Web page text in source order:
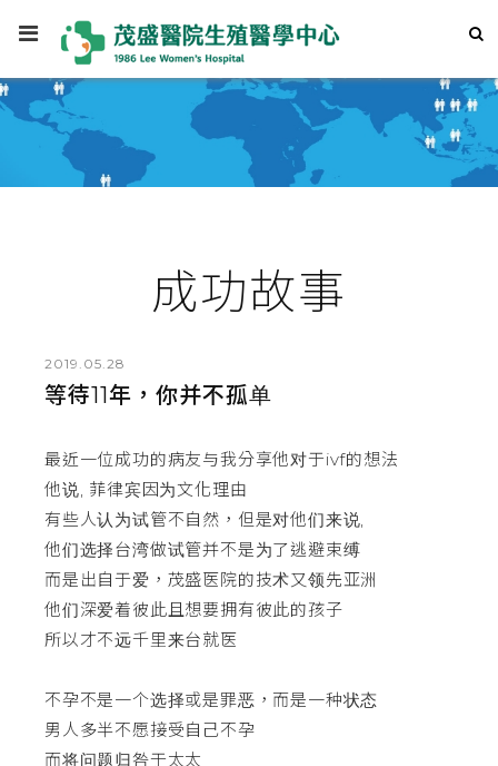
成功故事
2019.05.28
等待11年，你并不孤单
最近一位成功的病友与我分享他对于ivf的想法
他说, 菲律宾因为文化理由
有些人认为试管不自然，但是对他们来说,
他们选择台湾做试管并不是为了逃避束缚
而是出自于爱，茂盛医院的技术又领先亚洲
他们深爱着彼此且想要拥有彼此的孩子
所以才不远千里来台就医
不孕不是一个选择或是罪恶，而是一种状态
男人多半不愿接受自己不孕
而将问题归咎于太太